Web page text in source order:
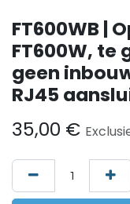
FT600WB |
FT600W, te
geen
RJ45
35,00 €